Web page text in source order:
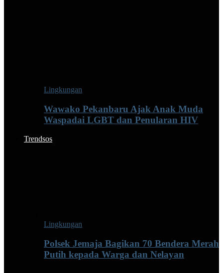
Lingkungan
Wawako Pekanbaru Ajak Anak Muda
Waspadai LGBT dan Penularan HIV
Trendsos
Lingkungan
Polsek Jemaja Bagikan 70 Bendera Merah
Putih kepada Warga dan Nelayan